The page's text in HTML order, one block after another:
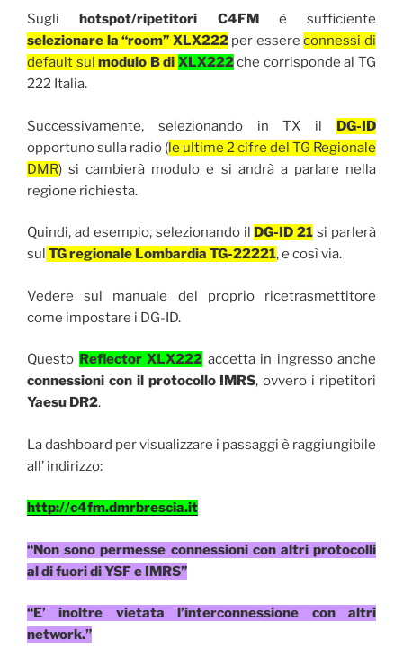
Sugli hotspot/ripetitori C4FM
è sufficiente
selezionare la “room” XLX222per essereconnessi di
default sulmodulo B di XLX222che corrisponde al TG
222 Italia.
Successivamente, selezionando in TX il DG-ID
opportuno sulla radio (le ultime 2 cifre del TG Regionale
DMR) si cambierà modulo e si andrà a parlare nella
regione richiesta.
Quindi, ad esempio, selezionando il DG-ID 21 si parlerà
sul TG regionale Lombardia TG-22221, e così via.
Vedere sul manuale del proprio ricetrasmettitore
come impostare i DG-ID.
Questo Reflector XLX222 accetta in ingresso anche
connessioni con il protocollo IMRS, ovvero i ripetitori
Yaesu DR2.
La dashboard per visualizzare i passaggi è raggiungibile
all’ indirizzo:
http://c4fm.dmrbrescia.it
“Non sono permesse connessioni con altri protocolli
al di fuori di YSF e IMRS”
“E’ inoltre vietata l’interconnessione con altri
network.”